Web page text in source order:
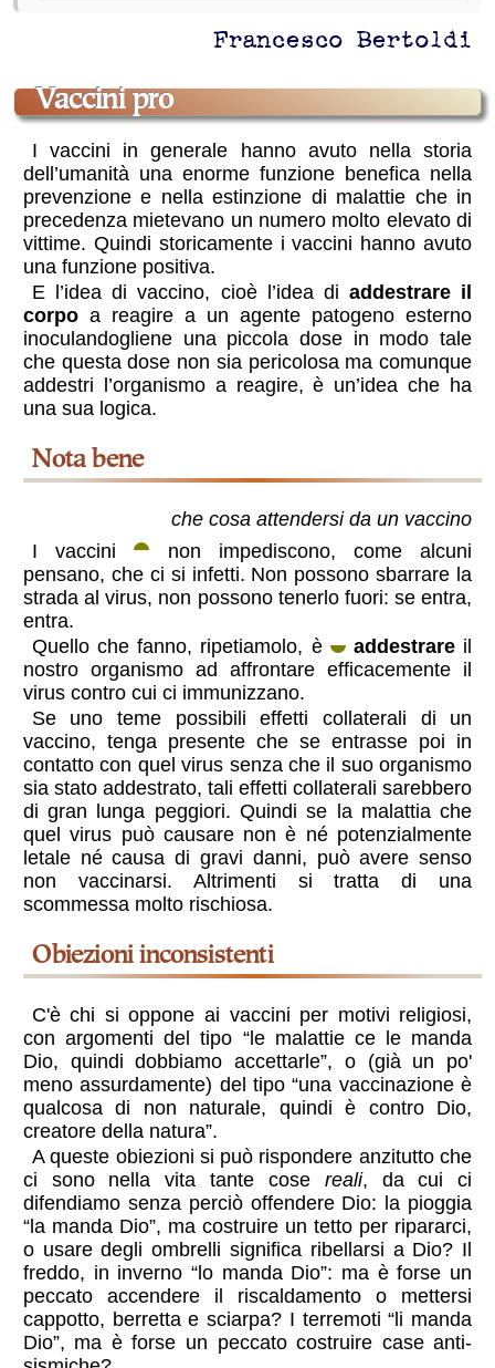
Francesco Bertoldi
vaccini pro
I vaccini in generale hanno avuto nella storia
dell’umanità una enorme funzione benefica nella
prevenzione e nella estinzione di malattie che in
precedenza mietevano un numero molto elevato di
vittime. Quindi storicamente i vaccini hanno avuto
una funzione positiva.
E l’idea di vaccino, cioè l’idea di addestrare il
corpoa reagire a un agente patogeno esterno
inoculandogliene una piccola dose in modo tale
che questa dose non sia pericolosa ma comunque
addestri l’organismo a reagire, è un’idea che ha
una sua logica.
nota bene
che cosa attendersi da un vaccino
I vaccini
non impediscono, come alcuni
pensano, che ci si infetti. Non possono sbarrare la
strada al virus, non possono tenerlo fuori: se entra,
entra.
Quello che fanno, ripetiamolo, è
addestrare il
nostro organismo ad affrontare efficacemente il
virus contro cui ci immunizzano.
Se uno teme possibili effetti collaterali di un
vaccino, tenga presente che se entrasse poi in
contatto con quel virus senza che il suo organismo
sia stato addestrato, tali effetti collaterali sarebbero
di gran lunga peggiori. Quindi se la malattia che
quel virus può causare non è né potenzialmente
letale né causa di gravi danni, può avere senso
non vaccinarsi. Altrimenti si tratta di una
scommessa molto rischiosa.
obiezioni inconsistenti
C'è chi si oppone ai vaccini per motivi religiosi,
con argomenti del tipo “le malattie ce le manda
Dio, quindi dobbiamo accettarle”, o (già un po'
meno assurdamente) del tipo “una vaccinazione è
qualcosa di non naturale, quindi è contro Dio,
creatore della natura”.
A queste obiezioni si può rispondere anzitutto che
ci sono nella vita tante cose reali, da cui ci
difendiamo senza perciò offendere Dio: la pioggia
“la manda Dio”, ma costruire un tetto per ripararci,
o usare degli ombrelli significa ribellarsi a Dio? Il
freddo, in inverno “lo manda Dio”: ma è forse un
peccato accendere il riscaldamento o mettersi
cappotto, berretta e sciarpa? I terremoti “li manda
Dio”, ma è forse un peccato costruire case anti-